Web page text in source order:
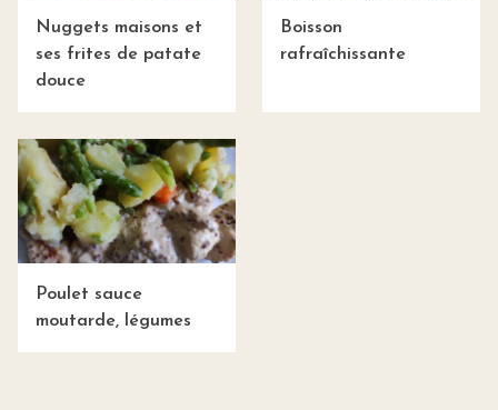
Nuggets maisons et
ses frites de patate
douce
Boisson
rafraîchissante
Poulet sauce
moutarde, légumes